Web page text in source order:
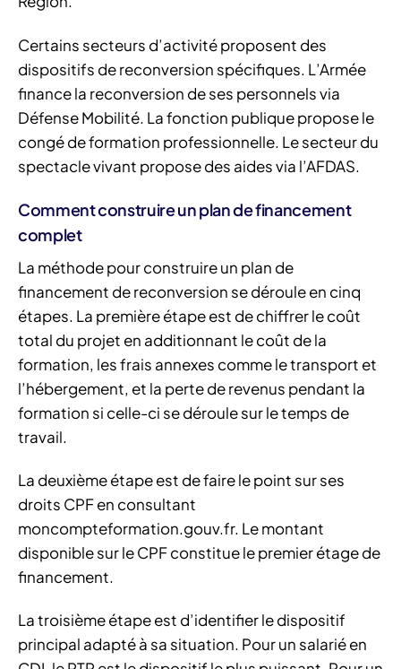
Certains secteurs d’activité proposent des
dispositifs de reconversion spécifiques. L’Armée
finance la reconversion de ses personnels via
Défense Mobilité. La fonction publique propose le
congé de formation professionnelle. Le secteur du
spectacle vivant propose des aides via l’AFDAS.
Comment construire un plan de financement
complet
La méthode pour construire un plan de
financement de reconversion se déroule en cinq
étapes. La première étape est de chiffrer le coût
total du projet en additionnant le coût de la
formation, les frais annexes comme le transport et
l’hébergement, et la perte de revenus pendant la
formation si celle-ci se déroule sur le temps de
travail.
La deuxième étape est de faire le point sur ses
droits CPF en consultant
moncompteformation.gouv.fr. Le montant
disponible sur le CPF constitue le premier étage de
financement.
La troisième étape est d’identifier le dispositif
principal adapté à sa situation. Pour un salarié en